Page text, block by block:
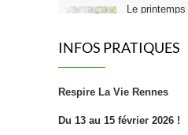
Le
frênes,
un Français
yeux qui piquent et fatigue
permettent de réduire ces
INFOS PRATIQUES
Respire La Vie Rennes
Du 13 au 15 février 2026 !